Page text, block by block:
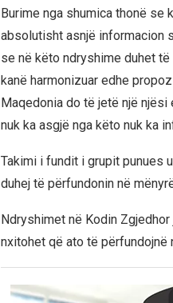
Burime nga shumica thonë
absolutisht asnjë informacion
se në këto ndryshime duhet
kanë harmonizuar edhe
Maqedonia do të jetë një
nuk ka asgjë nga këto nuk ka
Takimi i fundit i grupit punues
duhej të përfundonin në
Ndryshimet në Kodin
nxitohet që ato të përfundojnë